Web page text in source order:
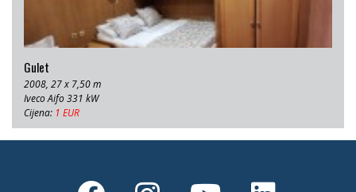
Gulet
2008, 27 x 7,50 m
Iveco Aifo 331 kW
Cijena: 1 EUR